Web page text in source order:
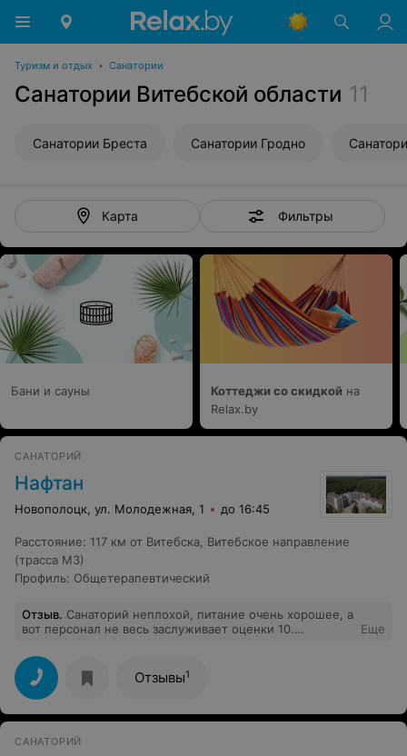
Туризм и отдых • Санатории
Санатории Витебской области 11
Санатории Бреста Санатории Гродно
Карта Фильтры
Бани и сауны Коттеджи со скидкой на
Relax.by
САНАТОРИЙ
Нафтан
Новополоцк, ул. Молодежная, 1 до 16:45
Расстояние: 117 км от Витебска, Витебское направление
(трасса М3)
Профиль: Общетерапевтический
Отзыв. Санаторий неплохой, питание очень хорошее, а
вот персонал не весь заслуживает оценки 10.
отдыхающих надменно...это неприятно. Врач Нарейко
очень внимательная, приятная в общении, а вот
остальные врачи не очень. Даже выписку не читают и
назначают то, что вы сами захотите.
Еще
Отзывы1
САНАТОРИЙ